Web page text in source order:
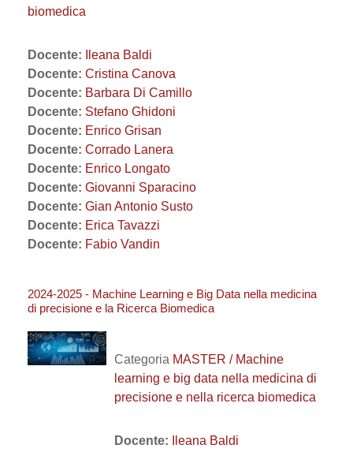
biomedica
Docente:
Ileana Baldi
Docente: Cristina Canova
Docente: Barbara Di Camillo
Docente: Stefano Ghidoni
Docente: Enrico Grisan
Docente: Corrado Lanera
Docente: Enrico Longato
Docente: Giovanni Sparacino
Docente: Gian Antonio Susto
Docente: Erica Tavazzi
Docente: Fabio Vandin
2024-2025 - Machine Learning e Big Data nella medicina
di precisione e la Ricerca Biomedica
Categoria MASTER / Machine
learning e big data nella medicina di
precisione e nella ricerca biomedica
Docente:
Ileana Baldi